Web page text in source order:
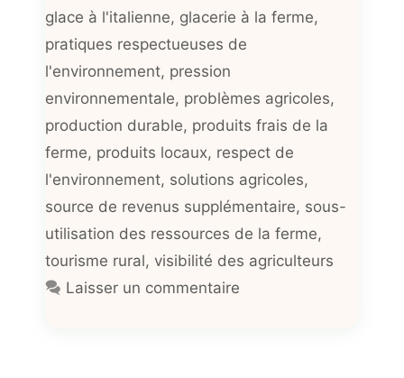
glace à l'italienne, glacerie à la ferme,
pratiques respectueuses de
l'environnement, pression
environnementale, problèmes agricoles,
production durable, produits frais de la
ferme, produits locaux, respect de
l'environnement, solutions agricoles,
source de revenus supplémentaire, sous-
utilisation des ressources de la ferme,
tourisme rural, visibilité des agriculteurs
Laisser un commentaire